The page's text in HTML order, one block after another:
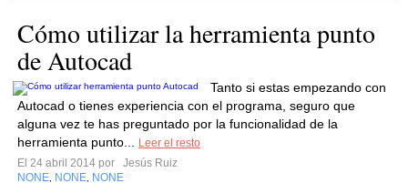
Cómo utilizar la herramienta punto
de Autocad
Tanto si estas empezando con
Autocad o tienes experiencia con el programa, seguro que
alguna vez te has preguntado por la funcionalidad de la
herramienta punto...
Leer el resto
El 24 abril 2014 por
Jesús Ruiz
NONE NONE NONE